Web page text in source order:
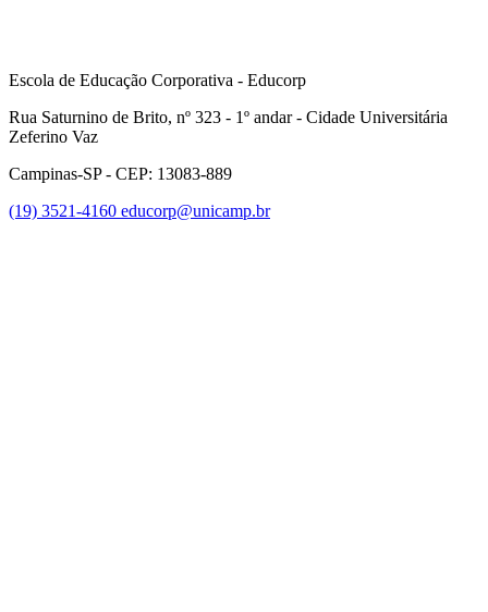
Escola de Educação Corporativa - Educorp
Rua Saturnino de Brito, nº 323 - 1º andar - Cidade Universitária
Zeferino Vaz
Campinas-SP - CEP: 13083-889
(19) 3521-4160 educorp@unicamp.br